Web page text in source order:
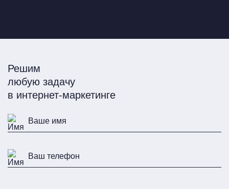
Решим
любую задачу
в интернет-маркетинге